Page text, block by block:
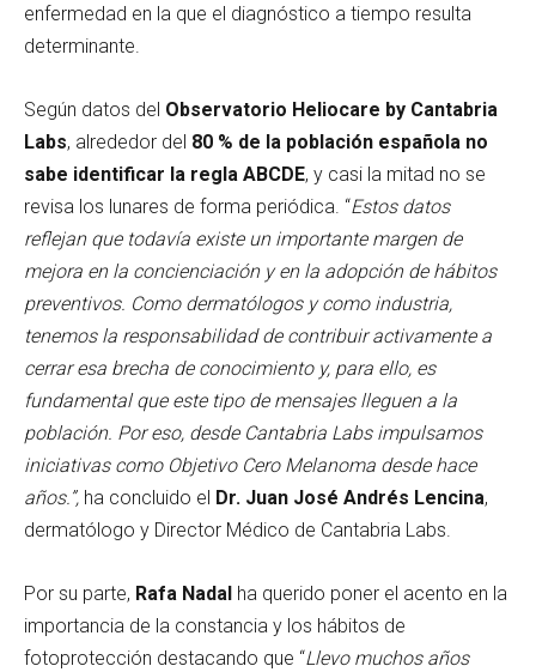
enfermedad en la que el diagnóstico a tiempo resulta
determinante.
Según datos del Observatorio Heliocare by Cantabria
Labs, alrededor del 80 % de la población española no
sabe identificar la regla ABCDE, y casi la mitad no se
revisa los lunares de forma periódica. “Estos datos
reflejan que todavía existe un importante margen de
mejora en la concienciación y en la adopción de hábitos
preventivos. Como dermatólogos y como industria,
tenemos la responsabilidad de contribuir activamente a
cerrar esa brecha de conocimiento y, para ello, es
fundamental que este tipo de mensajes lleguen a la
población. Por eso, desde Cantabria Labs impulsamos
iniciativas como Objetivo Cero Melanoma desde hace
años.”, ha concluido el Dr. Juan José Andrés Lencina,
dermatólogo y Director Médico de Cantabria Labs.
Por su parte, Rafa Nadal ha querido poner el acento en la
importancia de la constancia y los hábitos de
fotoprotección destacando que “Llevo muchos años